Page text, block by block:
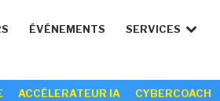
ÉVÉNEMENTS SERVICES
ACCÉLERATEUR IA CYBERCOACH